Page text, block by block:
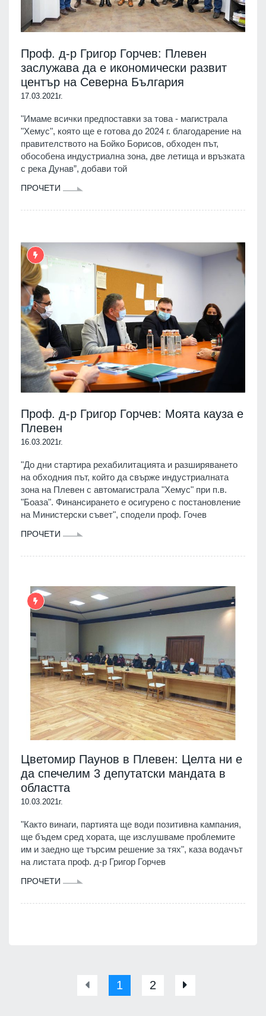
Проф. д-р Григор Горчев: Плевен
заслужава да е икономически развит
център на Северна България
17.03.2021г.
"Имаме всички предпоставки за това - магистрала
"Хемус", която ще е готова до 2024 г. благодарение на
правителството на Бойко Борисов, обходен път,
обособена индустриална зона, две летища и връзката
с река Дунав”, добави той
ПРОЧЕТИ
Проф. д-р Григор Горчев: Моята кауза е
Плевен
16.03.2021г.
"До дни стартира рехабилитацията и разширяването
на обходния път, който да свърже индустриалната
зона на Плевен с автомагистрала "Хемус" при п.в.
"Боаза". Финансирането е осигурено с постановление
на Министерски съвет", сподели проф. Гочев
ПРОЧЕТИ
Цветомир Паунов в Плевен: Целта ни е
да спечелим 3 депутатски мандата в
областта
10.03.2021г.
"Както винаги, партията ще води позитивна кампания,
ще бъдем сред хората, ще изслушваме проблемите
им и заедно ще търсим решение за тях", каза водачът
на листата проф. д-р Григор Горчев
ПРОЧЕТИ
1 2